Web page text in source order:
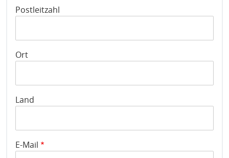
Postleitzahl
Ort
Land
E-Mail